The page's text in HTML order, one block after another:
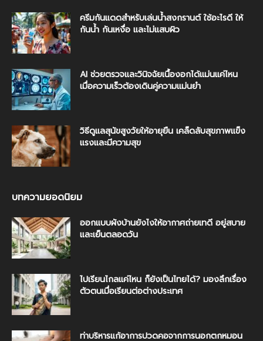
ครีมกันแดดสำหรับเล่นน้ำสงกรานต์ ใช้อะไรดี ให้
กันน้ำ กันเหงื่อ และไม่แสบผิว
AI ช่วยตรวจและวินิจฉัยเนื้องอกได้แม่นแค่ไหน
เมื่อความเร็วต้องเดินคู่ความแม่นยำ
วิธีดูแลสุนัขสูงวัยให้อายุยืน เคล็ดลับสุขภาพแข็ง
แรงและมีความสุข
บทความยอดนิยม
ออกแบบผังบ้านยังไงให้อากาศถ่ายเทดี อยู่สบาย
และเย็นตลอดวัน
ไปเรียนไกลแค่ไหน ก็ยังเป็นไทยได้? มองลึกเรื่อง
ตัวตนเมื่อเรียนต่อต่างประเทศ
ท่าบริหารแก้อาการปวดคอจากการนอกตกหมอน